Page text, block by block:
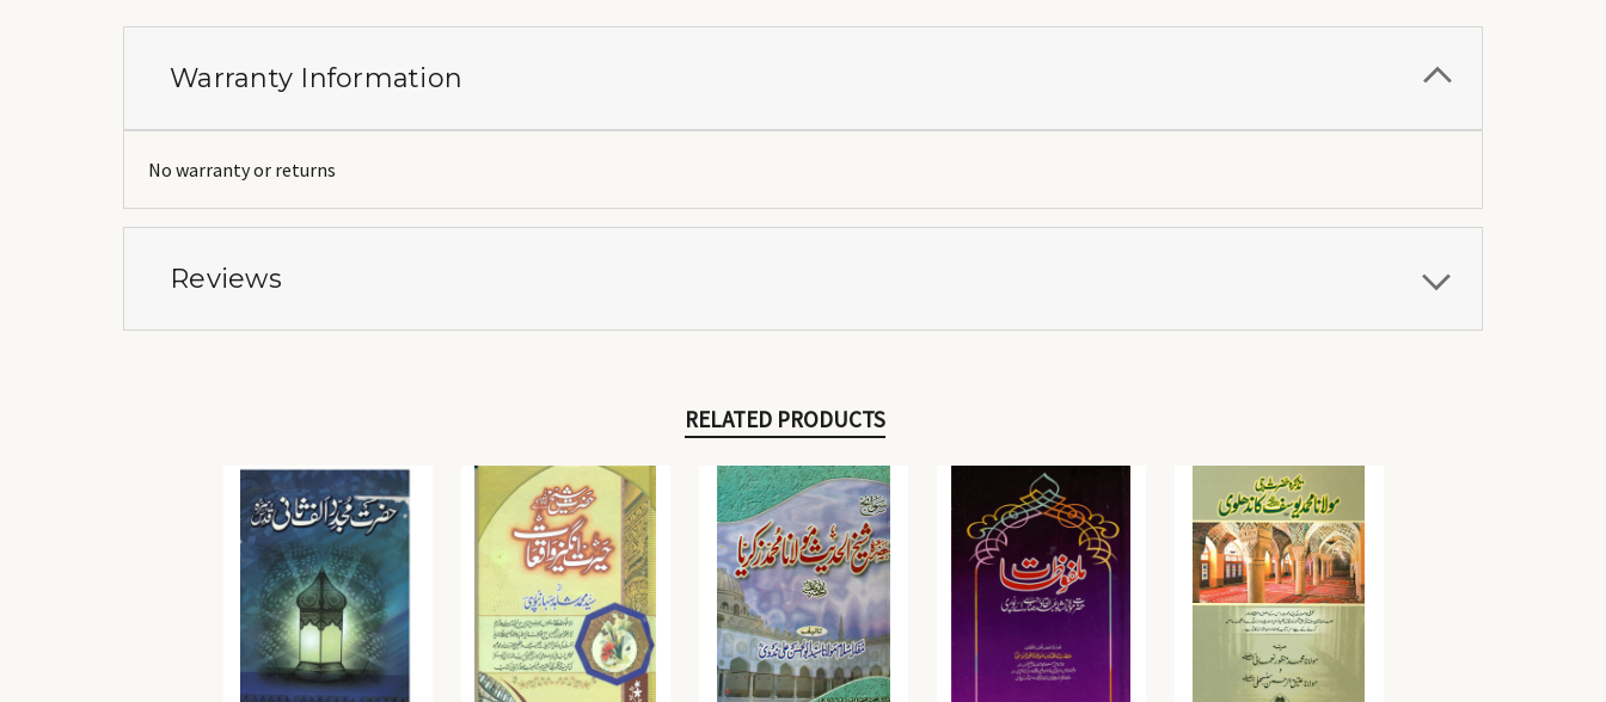
Warranty Information
No warranty or returns
Reviews
RELATED PRODUCTS